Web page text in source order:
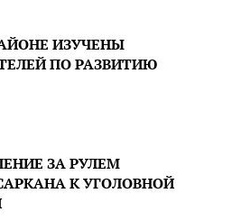
ИЗУЧЕНЫ
ПО РАЗВИТИЮ
ЗА РУЛЕМ
К УГОЛОВНОЙ